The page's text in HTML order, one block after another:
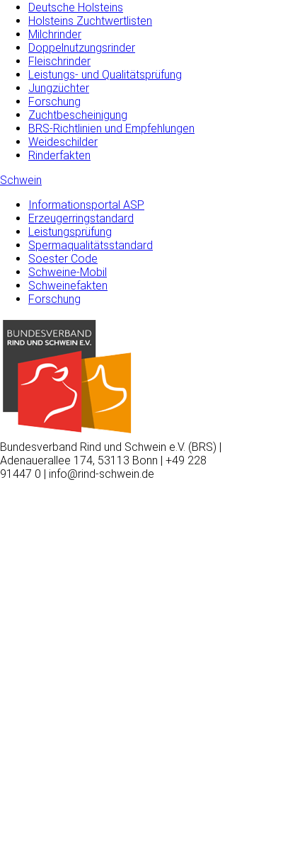
Deutsche Holsteins
Holsteins Zuchtwertlisten
Milchrinder
Doppelnutzungsrinder
Fleischrinder
Leistungs- und Qualitätsprüfung
Jungzüchter
Forschung
Zuchtbescheinigung
BRS-Richtlinien und Empfehlungen
Weideschilder
Rinderfakten
Schwein
Informationsportal ASP
Erzeugerringstandard
Leistungsprüfung
Spermaqualitätsstandard
Soester Code
Schweine-Mobil
Schweinefakten
Forschung
Bundesverband Rind und Schwein e.V. (BRS) |
Adenauerallee 174, 53113 Bonn | +49 228
91447 0 | info@rind-schwein.de